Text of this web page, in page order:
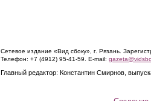
Сетевое издание «Вид сбоку», г. Рязань.
Телефон: +7 (4912) 95-41-59. E-mail:
Главный редактор: Константин Смирнов,